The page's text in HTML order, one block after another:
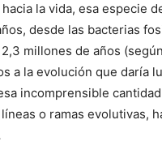
la vida, esa especie
desde las bacterias
millones de años
a la evolución que daría
incomprensible
o ramas evolutivas,